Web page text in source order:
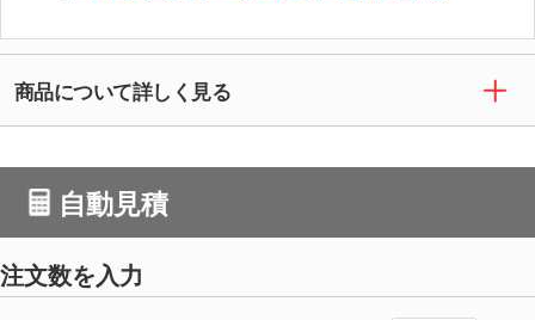
商品について詳しく見る
自動見積
注文数を入力